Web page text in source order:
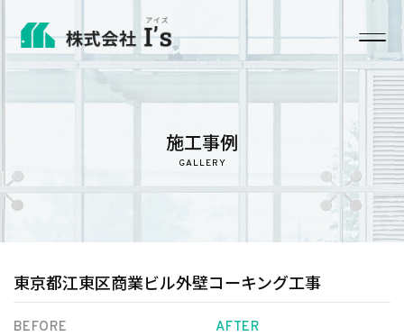
ホーム
ビル・マンションの外壁クリーニング（ケミクリーン工
ビル・マンションの外壁工事の施工の流れ
施工事例
GALLERY
東京都江東区商業ビル外壁コーキング工事
BEFORE AFTER